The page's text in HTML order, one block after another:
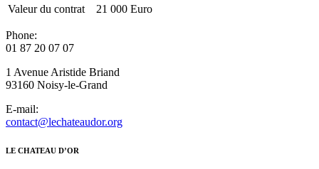
Valeur du contrat
21 000 Euro
Phone:
01 87 20 07 07
1 Avenue Aristide Briand
93160 Noisy-le-Grand
E-mail:
contact@lechateaudor.org
LE CHATEAU D’OR